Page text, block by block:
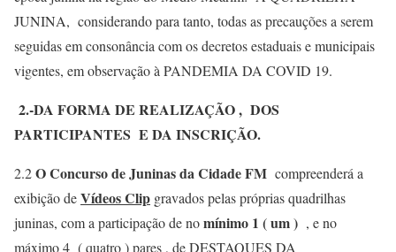
JUNINA, considerando para tanto, todas as precauções a serem
seguidas em consonância com os decretos estaduais e municipais
vigentes, em observação à PANDEMIA DA COVID 19.
2.-DA FORMA DE REALIZAÇÃO , DOS
PARTICIPANTES E DA INSCRIÇÃO.
2.2O Concurso de Juninas da Cidade FM compreenderá a
exibição deVídeos Clip gravados pelas próprias quadrilhas
juninas, com a participação de nomínimo 1 ( um ) , e no
máximo 4 ( quatro ) pares , de DESTAQUES DA